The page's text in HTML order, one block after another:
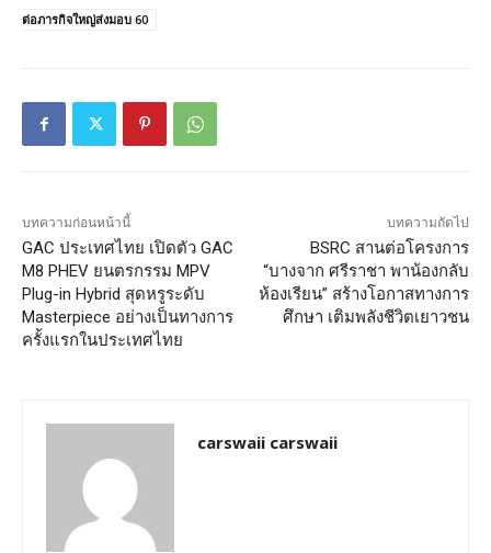
ต่อภารกิจใหญ่ส่งมอบ 60
บทความก่อนหน้านี้
GAC ประเทศไทย เปิดตัว GAC
M8 PHEV ยนตรกรรม MPV
Plug-in Hybrid สุดหรูระดับ
Masterpiece อย่างเป็นทางการ
ครั้งแรกในประเทศไทย
บทความถัดไป
BSRC สานต่อโครงการ
“บางจาก ศรีราชา พาน้องกลับ
ห้องเรียน” สร้างโอกาสทางการ
ศึกษา เติมพลังชีวิตเยาวชน
carswaii carswaii